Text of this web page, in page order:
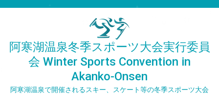
阿寒湖温泉冬季スポーツ大会実行委員
会 Winter Sports Convention in
Akanko-Onsen
阿寒湖温泉で開催されるスキー、スケート等の冬季スポーツ大会